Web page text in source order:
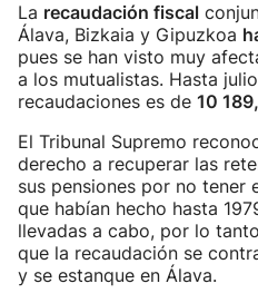
La recaudación fiscal
Álava, Bizkaia y Gipuzkoa
pues se han visto muy
a los mutualistas. Hasta
recaudaciones es de 10
El Tribunal Supremo
derecho a recuperar las
sus pensiones por no tener
que habían hecho hasta
llevadas a cabo, por lo
que la recaudación se
y se estanque en Álava.